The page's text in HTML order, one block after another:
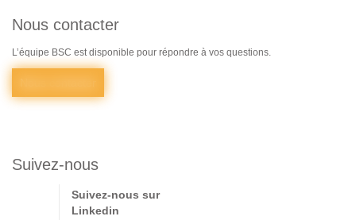
Nous contacter
L’équipe BSC est disponible pour répondre à vos questions.
Suivez-nous
Suivez-nous sur
Linkedin